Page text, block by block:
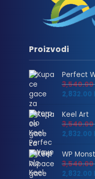
Proizvodi
Perfect
3,540.00
2,832.00
Keel Art
3,540.00
2,832.00
WP
3,540.00
2,832.00